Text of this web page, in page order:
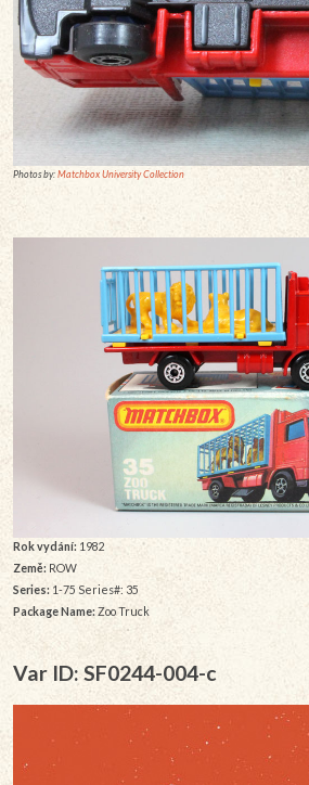
Photos by:Matchbox University Collection
Rok vydání: 1982
Země: ROW
Series: 1-75 Series#: 35
Package Name: Zoo Truck
Var ID: SF0244-004-c